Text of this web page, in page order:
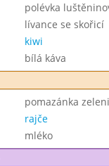
polévka
lívance se skořicí
kiwi
bílá káva
pomazánka
rajče
mléko